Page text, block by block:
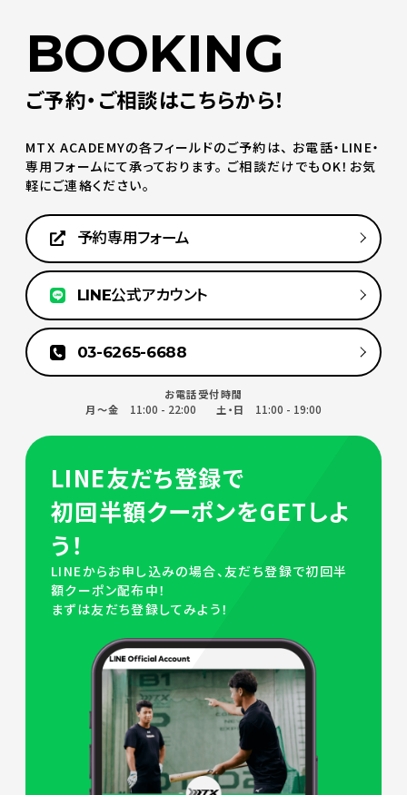
BOOKING
ご予約・ご相談はこちらから！
MTX ACADEMYの各フィールドのご予約は、 お電話・LINE・
専用フォームにて承っております。 ご相談だけでもOK！お気
軽にご連絡ください。
予約専用フォーム
LINE公式アカウント
03-6265-6688
お電話受付時間
月～金
11:00 - 22:00 土・日 11:00 - 19:00
LINE友だち登録で
初回半額クーポンをGETしよ
う！
LINEからお申し込みの場合、友だち登録で初回半
額クーポン配布中！
まずは友だち登録してみよう！